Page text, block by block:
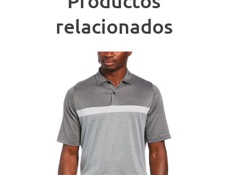
relacionados